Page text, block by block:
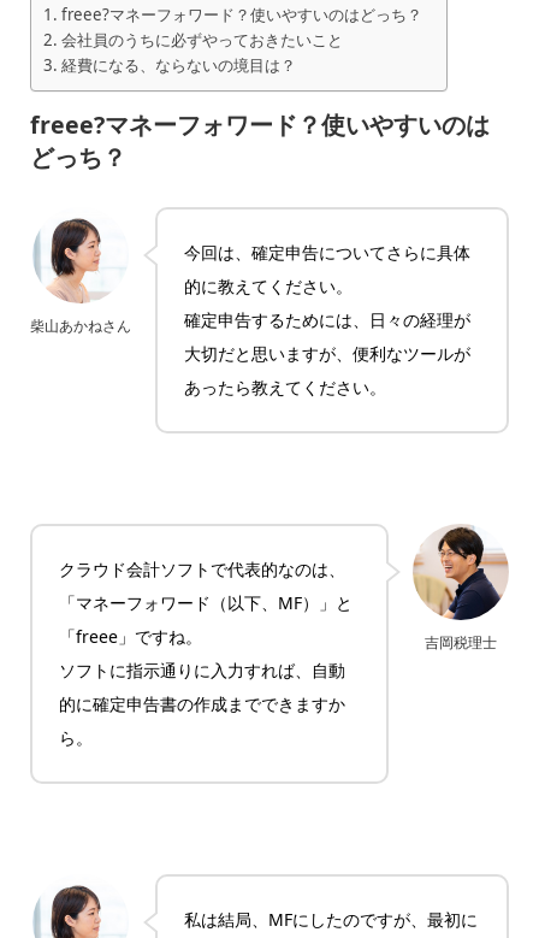
freee?マネーフォワード？使いやすいのはどっち？
会社員のうちに必ずやっておきたいこと
経費になる、ならないの境目は？
freee?マネーフォワード？使いやすいのは
どっち？
柴山あかねさん
今回は、確定申告についてさらに具体
的に教えてください。
確定申告するためには、日々の経理が
大切だと思いますが、便利なツールが
あったら教えてください。
吉岡税理士
クラウド会計ソフトで代表的なのは、
「マネーフォワード（以下、MF）」と
「freee」ですね。
ソフトに指示通りに入力すれば、自動
的に確定申告書の作成までできますか
ら。
私は結局、MFにしたのですが、最初に